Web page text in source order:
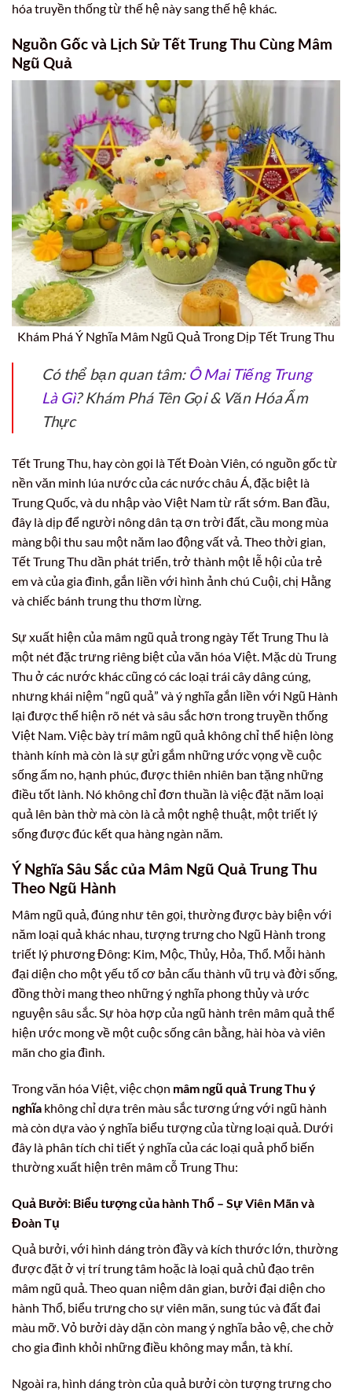
hóa truyền thống từ thế hệ này sang thế hệ khác.
Nguồn Gốc và Lịch Sử Tết Trung Thu Cùng Mâm
Ngũ Quả
Khám Phá Ý Nghĩa Mâm Ngũ Quả Trong Dịp Tết Trung Thu
Có thể bạn quan tâm: Ô Mai Tiếng Trung
Là Gì? Khám Phá Tên Gọi & Văn Hóa Ẩm
Thực
Tết Trung Thu, hay còn gọi là Tết Đoàn Viên, có nguồn gốc từ
nền văn minh lúa nước của các nước châu Á, đặc biệt là
Trung Quốc, và du nhập vào Việt Nam từ rất sớm. Ban đầu,
đây là dịp để người nông dân tạ ơn trời đất, cầu mong mùa
màng bội thu sau một năm lao động vất vả. Theo thời gian,
Tết Trung Thu dần phát triển, trở thành một lễ hội của trẻ
em và của gia đình, gắn liền với hình ảnh chú Cuội, chị Hằng
và chiếc bánh trung thu thơm lừng.
Sự xuất hiện của mâm ngũ quả trong ngày Tết Trung Thu là
một nét đặc trưng riêng biệt của văn hóa Việt. Mặc dù Trung
Thu ở các nước khác cũng có các loại trái cây dâng cúng,
nhưng khái niệm “ngũ quả” và ý nghĩa gắn liền với Ngũ Hành
lại được thể hiện rõ nét và sâu sắc hơn trong truyền thống
Việt Nam. Việc bày trí mâm ngũ quả không chỉ thể hiện lòng
thành kính mà còn là sự gửi gắm những ước vọng về cuộc
sống ấm no, hạnh phúc, được thiên nhiên ban tặng những
điều tốt lành. Nó không chỉ đơn thuần là việc đặt năm loại
quả lên bàn thờ mà còn là cả một nghệ thuật, một triết lý
sống được đúc kết qua hàng ngàn năm.
Ý Nghĩa Sâu Sắc của Mâm Ngũ Quả Trung Thu
Theo Ngũ Hành
Mâm ngũ quả, đúng như tên gọi, thường được bày biện với
năm loại quả khác nhau, tượng trưng cho Ngũ Hành trong
triết lý phương Đông: Kim, Mộc, Thủy, Hỏa, Thổ. Mỗi hành
đại diện cho một yếu tố cơ bản cấu thành vũ trụ và đời sống,
đồng thời mang theo những ý nghĩa phong thủy và ước
nguyện sâu sắc. Sự hòa hợp của ngũ hành trên mâm quả thể
hiện ước mong về một cuộc sống cân bằng, hài hòa và viên
mãn cho gia đình.
Trong văn hóa Việt, việc chọn mâm ngũ quả Trung Thu ý
nghĩa không chỉ dựa trên màu sắc tương ứng với ngũ hành
mà còn dựa vào ý nghĩa biểu tượng của từng loại quả. Dưới
đây là phân tích chi tiết ý nghĩa của các loại quả phổ biến
thường xuất hiện trên mâm cỗ Trung Thu:
Quả Bưởi: Biểu tượng của hành Thổ – Sự Viên Mãn và
Đoàn Tụ
Quả bưởi, với hình dáng tròn đầy và kích thước lớn, thường
được đặt ở vị trí trung tâm hoặc là loại quả chủ đạo trên
mâm ngũ quả. Theo quan niệm dân gian, bưởi đại diện cho
hành Thổ, biểu trưng cho sự viên mãn, sung túc và đất đai
màu mỡ. Vỏ bưởi dày dặn còn mang ý nghĩa bảo vệ, che chở
cho gia đình khỏi những điều không may mắn, tà khí.
Ngoài ra, hình dáng tròn của quả bưởi còn tượng trưng cho